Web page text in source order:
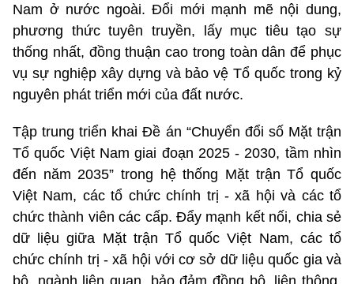
Nam ở nước ngoài. Đổi mới mạnh mẽ nội dung,
phương thức tuyên truyền, lấy mục tiêu tạo sự
thống nhất, đồng thuận cao trong toàn dân để phục
vụ sự nghiệp xây dựng và bảo vệ Tổ quốc trong kỷ
nguyên phát triển mới của đất nước.
Tập trung triển khai Đề án “Chuyển đổi số Mặt trận
Tổ quốc Việt Nam giai đoạn 2025 - 2030, tầm nhìn
đến năm 2035” trong hệ thống Mặt trận Tổ quốc
Việt Nam, các tổ chức chính trị - xã hội và các tổ
chức thành viên các cấp. Đẩy mạnh kết nối, chia sẻ
dữ liệu giữa Mặt trận Tổ quốc Việt Nam, các tổ
chức chính trị - xã hội với cơ sở dữ liệu quốc gia và
bộ, ngành liên quan, bảo đảm đồng bộ, liên thông.